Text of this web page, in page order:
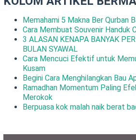
Memahami 5 Makna Ber Qurban
Cara Membuat Souvenir Handuk
3 ALASAN KENAPA BANYAK
BULAN SYAWAL
Cara Mencuci Efektif untuk
Kusam
Begini Cara Menghilangkan Bau
Ramadhan Momentum Paling
Merokok
Berpuasa kok malah naik berat